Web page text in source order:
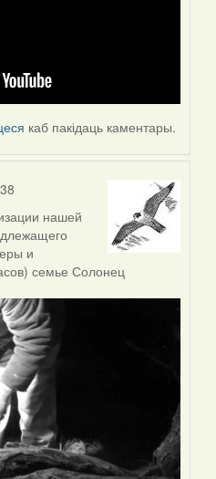
каб пакідаць каментары.
нашей
и
семье Солонец